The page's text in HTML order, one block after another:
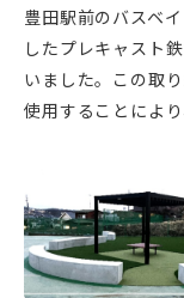
豊田駅前のバスベ
したプレキャスト
いました。この取
使用することによ